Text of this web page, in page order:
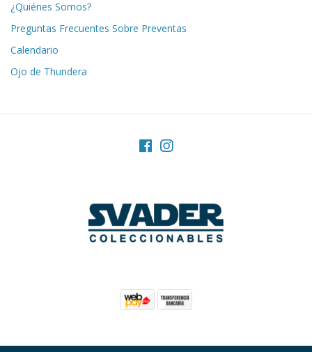
¿Quiénes Somos?
Preguntas Frecuentes Sobre Preventas
Calendario
Ojo de Thundera